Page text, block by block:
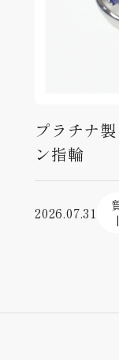
プラチナ
ン指輪
2026.07.31